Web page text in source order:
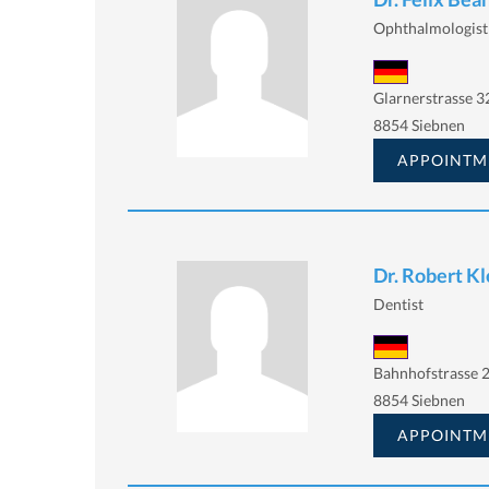
Ophthalmologist
Glarnerstrasse
8854 Siebnen
Dr. Robert
Dentist
Bahnhofstrasse
8854 Siebnen